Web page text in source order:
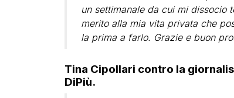
un settimanale da cui mi dissocio
merito alla mia vita privata che
la prima a farlo. Grazie e buon
Tina Cipollari contro la
DiPiù.